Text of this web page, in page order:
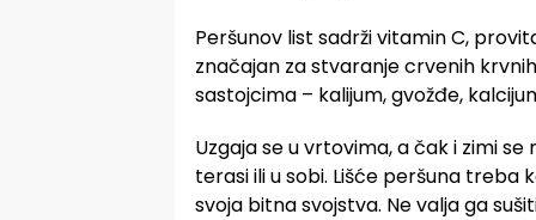
Peršunov list sadrži vitamin C,
značajan za stvaranje crvenih
sastojcima – kalijum, gvožđe,
Uzgaja se u vrtovima, a čak i zimi
terasi ili u sobi. Lišće peršuna treba
svoja bitna svojstva. Ne valja ga